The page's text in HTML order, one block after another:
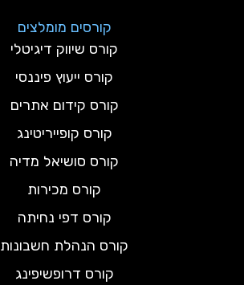
קורסים מומלצים
קורס שיווק דיגיטלי
קורס ייעוץ פיננסי
קורס קידום אתרים
קורס קופייריטינג
קורס סושיאל מדיה
קורס מכירות
קורס דפי נחיתה
קורס הנהלת חשבונות
קורס דרופשיפינג